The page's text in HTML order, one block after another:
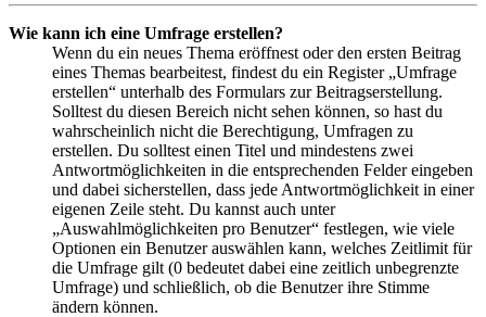
Wie kann ich eine Umfrage erstellen?
Wenn du ein neues Thema eröffnest oder den ersten Beitrag
eines Themas bearbeitest, findest du ein Register „Umfrage
erstellen“ unterhalb des Formulars zur Beitragserstellung.
Solltest du diesen Bereich nicht sehen können, so hast du
wahrscheinlich nicht die Berechtigung, Umfragen zu
erstellen. Du solltest einen Titel und mindestens zwei
Antwortmöglichkeiten in die entsprechenden Felder eingeben
und dabei sicherstellen, dass jede Antwortmöglichkeit in einer
eigenen Zeile steht. Du kannst auch unter
„Auswahlmöglichkeiten pro Benutzer“ festlegen, wie viele
Optionen ein Benutzer auswählen kann, welches Zeitlimit für
die Umfrage gilt (0 bedeutet dabei eine zeitlich unbegrenzte
Umfrage) und schließlich, ob die Benutzer ihre Stimme
ändern können.